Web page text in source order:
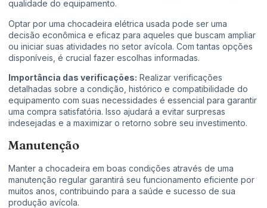
qualidade do equipamento.
Optar por uma chocadeira elétrica usada pode ser uma
decisão econômica e eficaz para aqueles que buscam ampliar
ou iniciar suas atividades no setor avícola. Com tantas opções
disponíveis, é crucial fazer escolhas informadas.
Importância das verificações: Realizar verificações
detalhadas sobre a condição, histórico e compatibilidade do
equipamento com suas necessidades é essencial para garantir
uma compra satisfatória. Isso ajudará a evitar surpresas
indesejadas e a maximizar o retorno sobre seu investimento.
Manutenção
Manter a chocadeira em boas condições através de uma
manutenção regular garantirá seu funcionamento eficiente por
muitos anos, contribuindo para a saúde e sucesso de sua
produção avícola.